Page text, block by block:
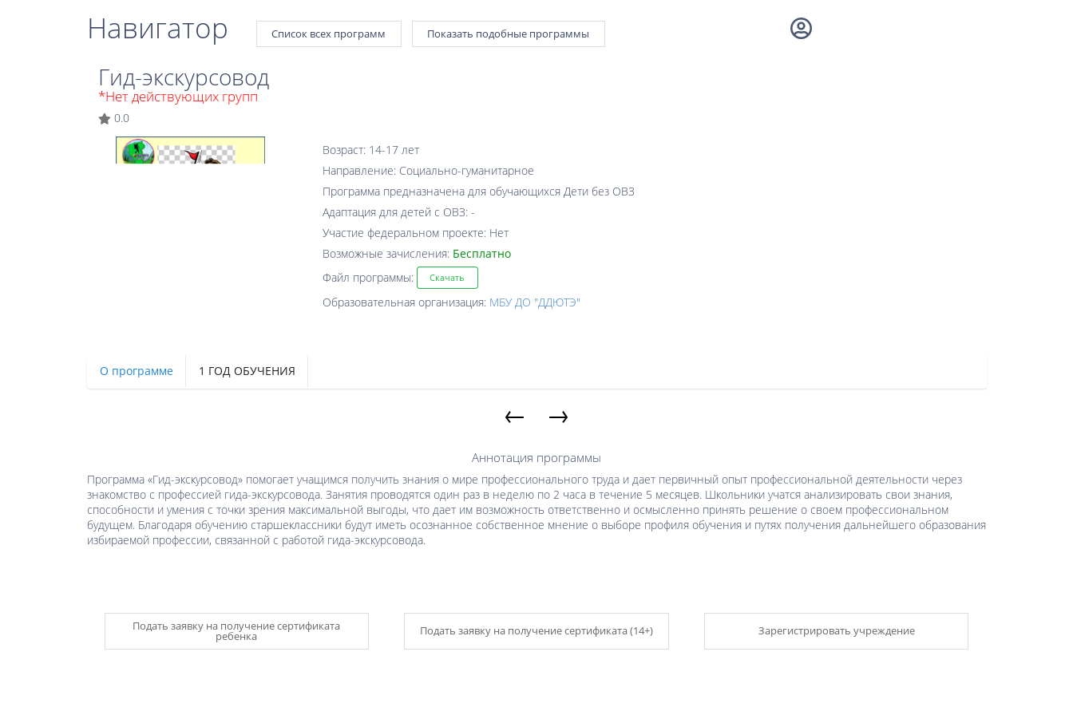
Навигатор Список всех программ Показать подобные программы
Гид-экскурсовод
*Нет действующих групп
0.0
Возраст: 14-17 лет
Направление: Социально-гуманитарное
Программа предназначена для обучающихся Дети без ОВЗ
Адаптация для детей с ОВЗ: -
Участие федеральном проекте: Нет
Возможные зачисления: Бесплатно
Файл программы:
Скачать
Образовательная организация: МБУ ДО "ДДЮТЭ"
О программе 1 ГОД ОБУЧЕНИЯ
← →
Аннотация программы
Программа «Гид-экскурсовод» помогает учащимся получить знания о мире профессионального труда и дает первичный опыт профессиональной деятельности через
знакомство с профессией гида-экскурсовода. Занятия проводятся один раз в неделю по 2 часа в течение 5 месяцев. Школьники учатся анализировать свои знания,
способности и умения с точки зрения максимальной выгоды, что дает им возможность ответственно и осмысленно принять решение о своем профессиональном
будущем. Благодаря обучению старшеклассники будут иметь осознанное собственное мнение о выборе профиля обучения и путях получения дальнейшего образования
избираемой профессии, связанной с работой гида-экскурсовода.
Подать заявку на получение сертификата
ребенка Подать заявку на получение сертификата (14+) Зарегистрировать учреждение